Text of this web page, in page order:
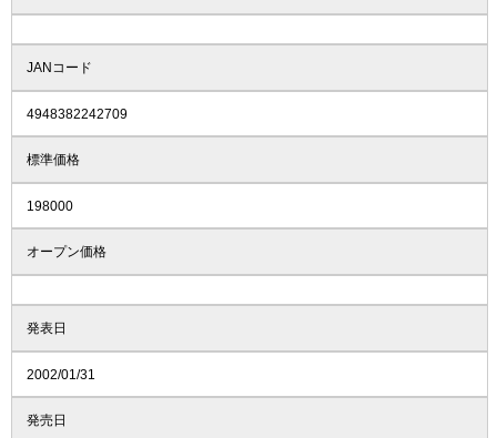
JANコード
4948382242709
標準価格
198000
オープン価格
発表日
2002/01/31
発売日